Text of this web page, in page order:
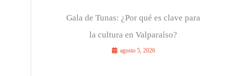
Gala de Tunas: ¿Por qué es clave para
la cultura en Valparaíso?
agosto 5, 2026